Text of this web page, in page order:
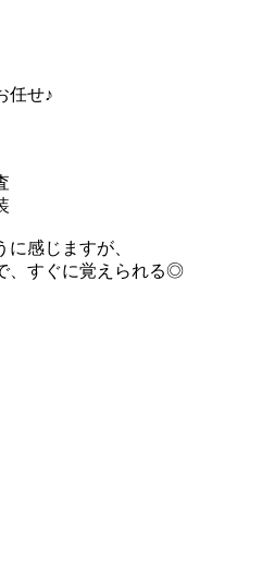
任せ♪
感じますが、
、すぐに覚えられる◎